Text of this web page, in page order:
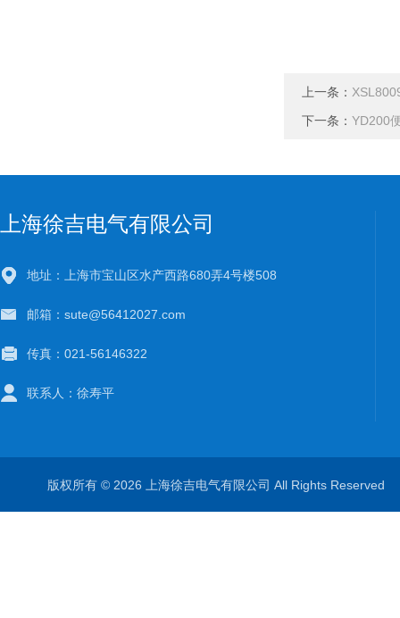
上一条：
下一条： YD200
上海徐吉电气有限公司
地址：上海市宝山区水产西路680弄4号楼508
邮箱：sute@56412027.com
传真：021-56146322
联系人：徐寿平
版权所有 © 2026 上海徐吉电气有限公司 All Rights